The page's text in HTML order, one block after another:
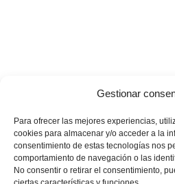
Gestionar
Para ofrecer las mejores experiencias,
cookies para almacenar y/o acceder a la
consentimiento de estas tecnologías nos
comportamiento de navegación o las
No consentir o retirar el consentimiento,